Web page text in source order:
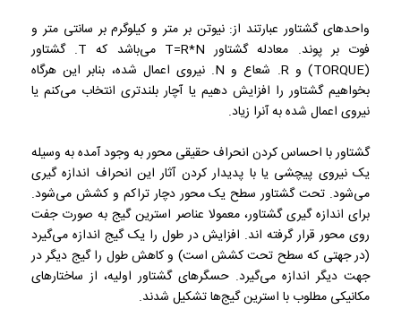
واحد‌های گشتاور عبارتند از: نیوتن بر متر و کیلوگرم بر سانتی متر و
فوت بر پوند. معادله گشتاور T=R*N می‌باشد که T. گشتاور
(TORQUE) و R. شعاع و N. نیروی اعمال شده، بنابر این هرگاه
بخواهیم گشتاور را افزایش دهیم یا آچار بلندتری انتخاب می‌کنم یا
نیروی اعمال شده به آنرا زیاد.
گشتاور با احساس کردن انحراف حقیقی محور به وجود آمده به وسیله
یک نیروی پیچشی یا با پدیدار کردن آثار این انحراف اندازه گیری
می‌شود. تحت گشتاور سطح یک محور دچار تراکم و کشش می‌شود.
برای اندازه گیری گشتاور، معمولا عناصر استرین گیج به صورت جفت
روی محور قرار گرفته اند. افزایش در طول را یک گیج اندازه می‌گیرد
(در جهتی که سطح تحت کشش است) و کاهش طول را گیج دیگر در
جهت دیگر اندازه می‌گیرد. حسگر‌های گشتاور اولیه، از ساختار‌های
مکانیکی مطلوب با استرین گیج‌ها تشکیل شدند.